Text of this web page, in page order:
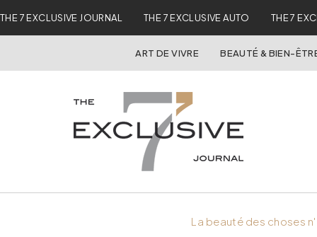
THE 7 EXCLUSIVE JOURNAL THE 7 EXCLUSIVE AUTO THE 7
ART DE VIVRE BEAUTÉ & BIEN-
La beauté des choses